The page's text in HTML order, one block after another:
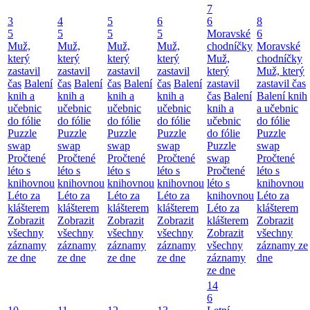
3
5
Muž,
který
zastavil
čas Balení
knih a
učebnic
do fólie
Puzzle
swap
Pročtené
léto s
knihovnou
Léto za
klášterem
Zobrazit
všechny
záznamy
ze dne
4
5
Muž,
který
zastavil
čas Balení
knih a
učebnic
do fólie
Puzzle
swap
Pročtené
léto s
knihovnou
Léto za
klášterem
Zobrazit
všechny
záznamy
ze dne
5
5
Muž,
který
zastavil
čas Balení
knih a
učebnic
do fólie
Puzzle
swap
Pročtené
léto s
knihovnou
Léto za
klášterem
Zobrazit
všechny
záznamy
ze dne
6
5
Muž,
který
zastavil
čas Balení
knih a
učebnic
do fólie
Puzzle
swap
Pročtené
léto s
knihovnou
Léto za
klášterem
Zobrazit
všechny
záznamy
ze dne
7
6
Moravské
chodníčky
Muž,
který
zastavil
čas Balení
knih a
učebnic
do fólie
Puzzle
swap
Pročtené
léto s
knihovnou
Léto za
klášterem
Zobrazit
všechny
záznamy
ze dne
8
6
Moravské
chodníčky
Muž, který
zastavil čas
Balení knih
a učebnic
do fólie
Puzzle
swap
Pročtené
léto s
knihovnou
Léto za
klášterem
Zobrazit
všechny
záznamy ze
dne
14
6